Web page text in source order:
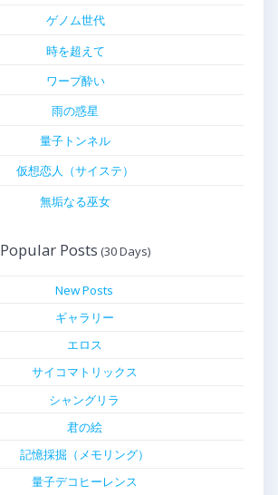
ゲノム世代
時を超えて
ワープ酔い
雨の惑星
量子トンネル
仮想恋人（サイステ）
無垢なる巫女
Popular Posts
New Posts
ギャラリー
エロス
サイコマトリックス
シャングリラ
君の絵
記憶採掘（メモリング）
量子デコヒーレンス